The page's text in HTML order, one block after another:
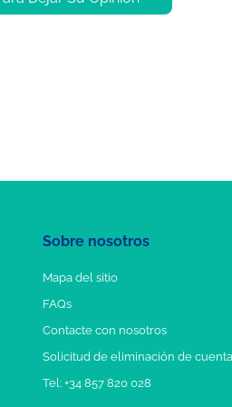
Sobre nosotros
Mapa del sitio
FAQs
Contacte con nosotros
Solicitud de eliminación de cuenta
Tel: +34 857 820 028